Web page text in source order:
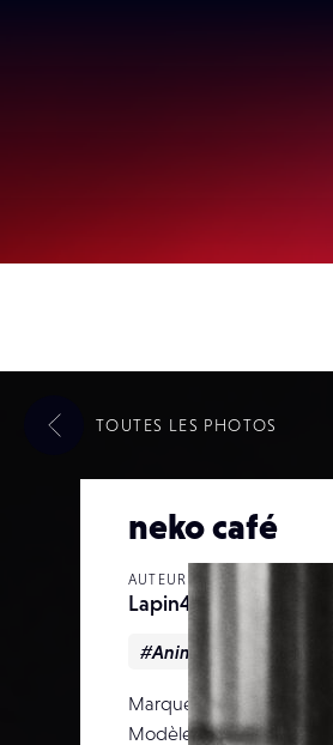
neko café
AUTEUR
Lapin47
#Animalier
Marque
Modèle
TOUTES LES PHOTOS